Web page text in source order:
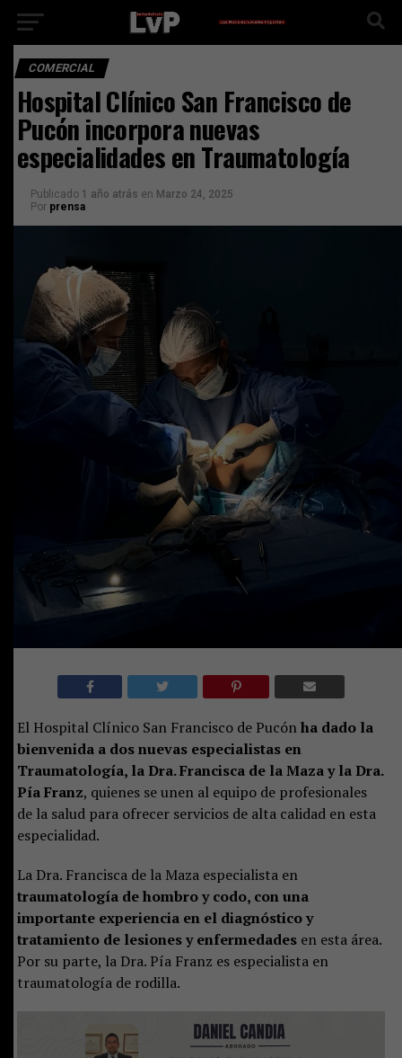
COMERCIAL
Hospital Clínico San Francisco de
Pucón incorpora nuevas
especialidades en Traumatología
Publicado 1 año atrás en Marzo 24, 2025
Por prensa
El Hospital Clínico San Francisco de Pucónha dado la
bienvenida a dos nuevas especialistas en
Traumatología, la Dra. Francisca de la Maza y la Dra.
Pía Franz, quienes se unen al equipo de profesionales
de la salud para ofrecer servicios de alta calidad en esta
especialidad.
La Dra. Francisca de la Maza especialista en
traumatología de hombro y codo, con una
importante experiencia en el diagnóstico y
tratamiento de lesiones y enfermedades en esta área.
Por su parte, la Dra. Pía Franz es especialista en
traumatología de rodilla.